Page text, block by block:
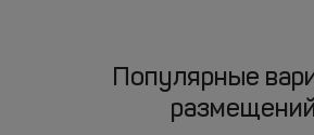
Популярные
размещений